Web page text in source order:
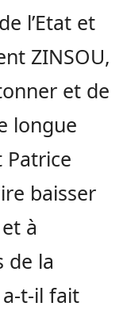
l’Etat et
ZINSOU,
et de
longue
Patrice
baisser
à
de la
t-il fait